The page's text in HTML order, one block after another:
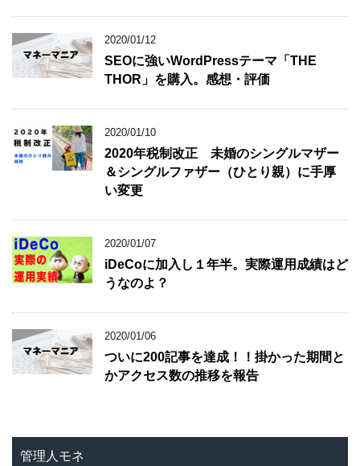
2020/01/12
SEOに強いWordPressテーマ「THE
THOR」を購入。感想・評価
2020/01/10
2020年税制改正 未婚のシングルマザー
＆シングルファザー（ひとり親）に手厚
い変更
2020/01/07
iDeCoに加入し１年半。実際運用成績はど
うなのよ？
2020/01/06
ついに200記事を達成！！掛かった期間と
かアクセス数の推移を報告
管理人モネ